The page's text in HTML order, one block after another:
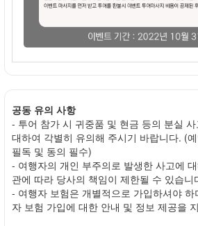
공동 유의 사항
- 투어 참가 시 귀중품 및 현금 등의 분실
대하여 각별히 유의해 주시기 바랍니다. (
필독 및 동의 필수)
- 여행자의 개인 부주의로 발생한 사고에
관에 따라 당사의 책임이 제한될 수 있습니
- 여행자 보험은 개별적으로 가입하셔야
자 보험 가입에 대한 안내 및 정보 제공을